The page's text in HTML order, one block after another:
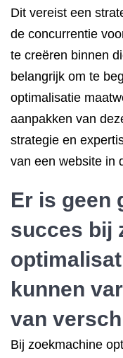
Dit vereist een
de concurrentie
te creëren binnen
belangrijk om te
optimalisatie
aanpakken van
strategie en
van een website in
Er is geen
succes bij
kunnen
van
Bij zoekmachine